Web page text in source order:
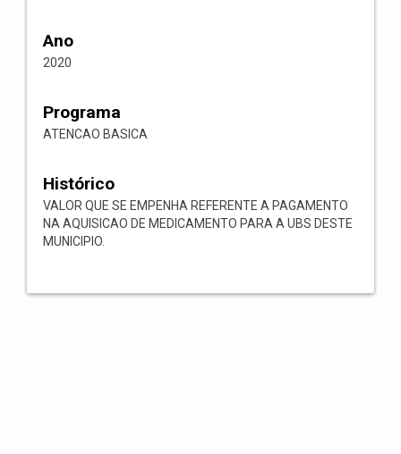
Ano
2020
Programa
ATENCAO BASICA
Histórico
VALOR QUE SE EMPENHA REFERENTE A PAGAMENTO
NA AQUISICAO DE MEDICAMENTO PARA A UBS DESTE
MUNICIPIO.